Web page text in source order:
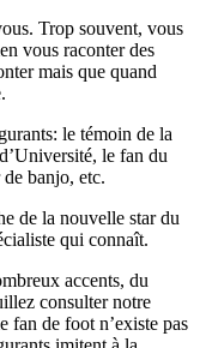
Trop souvent, vous
vous raconter des
mais que quand
le témoin de la
le fan du
banjo, etc.
de la nouvelle star du
qui connaît.
accents, du
consulter notre
fan de foot n’existe pas